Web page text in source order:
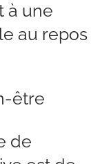
à une
au repos
être
de